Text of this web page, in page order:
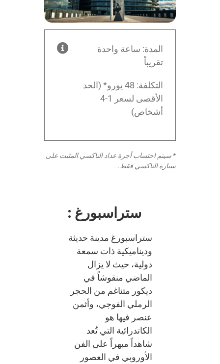
المدة: ساعة واحدة
تقريباً
التكلفة: 48 يورو* (الحد
الأقصى لسعر 1-4
أشخاص)
* سيتم احتساب أجرة عداد التاكسي المثبت على
سيارة التاكسي فقط.
ستراسبورغ :
ستراسبورغ مدينة حديثة
وديناميكية ذات سمعة
دولية، حيث لا يزال
الماضي منقوشاً في
ديكور متناغم من الحجر
الرملي الفوجي، وأثمن
عنصر فيها هو
الكاتدرائية التي تُعد
شاهداً مبهراً على الفن
الأوروبي في العصور